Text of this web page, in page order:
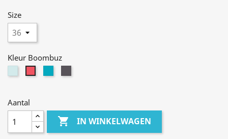
Size
Kleur Boombuz
Aantal
 IN WINKELWAGEN